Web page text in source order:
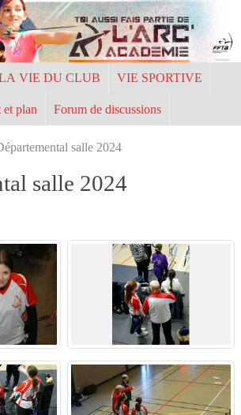
VIE DU CLUB VIE SPORTIVE
et plan Forum de discussions
salle 2024
salle 2024
cookies